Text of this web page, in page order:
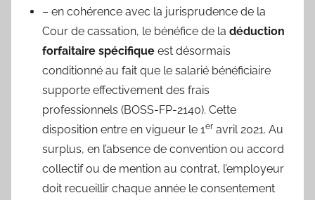
– en cohérence avec la jurisprudence de la
Cour de cassation, le bénéfice de la déduction
forfaitaire spécifique est désormais
conditionné au fait que le salarié bénéficiaire
supporte effectivement des frais
professionnels (BOSS-FP-2140). Cette
disposition entre en vigueur le 1er avril 2021. Au
surplus, en l’absence de convention ou accord
collectif ou de mention au contrat, l’employeur
doit recueillir chaque année le consentement